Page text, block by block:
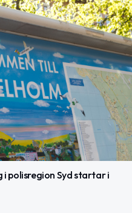
polisregion Syd startar i